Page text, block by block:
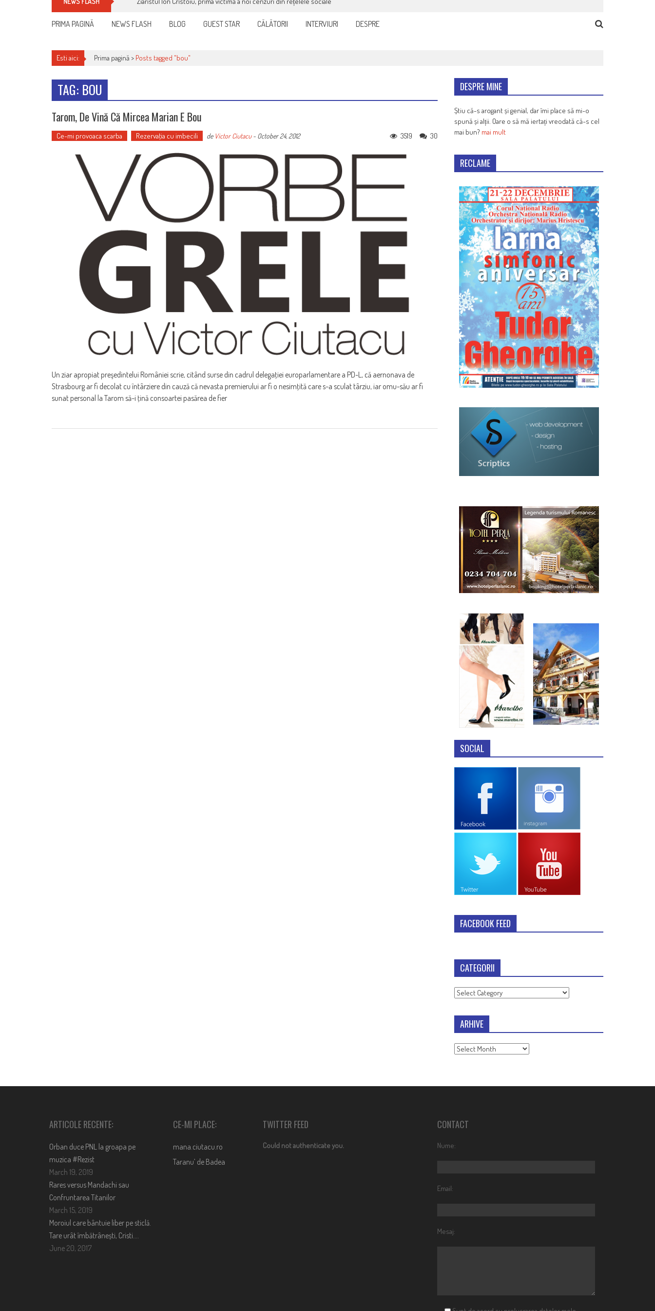
PRIMA PAGINĂ NEWS FLASH BLOG GUEST STAR CĂLĂTORII INTERVIURI DESPRE
Esti aici: Prima pagină > Posts tagged "bou"
TAG: BOU
Tarom, De Vină Că Mircea Marian E Bou
Ce-mi provoaca scarba Rezervaţia cu imbecili de Victor Ciutacu- October 24, 2012 30
3519
Un ziar apropiat preşedintelui României scrie, citând surse din cadrul delegaţiei europarlamentare a PD-L, că aernonava de
Strasbourg ar fi decolat cu întârziere din cauză că nevasta premierului ar fi o nesimţită care s-a sculat târziu, iar omu-său ar fi
sunat personal la Tarom să-i ţină consoartei pasărea de fier
DESPRE MINE
Știu că-s arogant și genial, dar îmi place să mi-o
spună și alții. Oare o să mă iertați vreodată că-s cel
mai bun? mai mult
RECLAME
SOCIAL
FACEBOOK FEED
CATEGORII
Categorii
ARHIVE
Arhive
ARTICOLE RECENTE:
Orban duce PNL la groapa pe
muzica #Rezist
March 19, 2019
Rares versus Mandachi sau
Confruntarea Titanilor
March 15, 2019
Moroiul care bântuie liber pe sticlă.
Tare urât îmbătrânești, Cristi….
June 20, 2017
CE-MI PLACE:
mana.ciutacu.ro
Taranu’ de Badea
TWITTER FEED
Could not authenticate you.
CONTACT
Nume:
Email:
Mesaj: